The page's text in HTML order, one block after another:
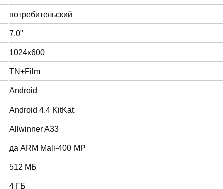
потребительский
7.0"
1024x600
TN+Film
Android
Android 4.4 KitKat
Allwinner A33
да ARM Mali-400 MP
512 МБ
4 ГБ